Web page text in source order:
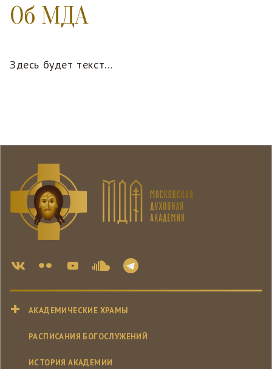
Об МДА
Здесь будет текст…
АКАДЕМИЧЕСКИЕ ХРАМЫ
РАСПИСАНИЯ БОГОСЛУЖЕНИЙ
ИСТОРИЯ АКАДЕМИИ